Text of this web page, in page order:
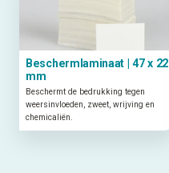
Beschermlaminaat | 47 x 22
mm
Beschermt de bedrukking tegen
weersinvloeden, zweet, wrijving en
chemicaliën.